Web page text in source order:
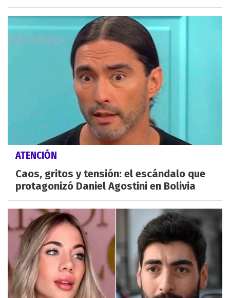
ATENCIÓN
Caos, gritos y tensión: el escándalo que
protagonizó Daniel Agostini en Bolivia